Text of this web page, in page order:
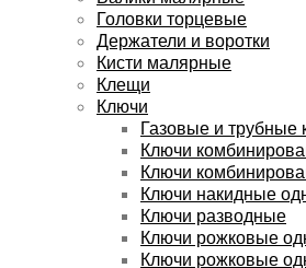
Головки торцевые
Держатели и воротки
Кисти малярные
Клещи
Ключи
Газовые и трубные
Ключи
Ключи
Ключи накидные
Ключи разводные
Ключи рожковые
Ключи рожковые